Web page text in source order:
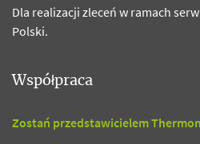
Dla realizacji zleceń w ramach
Polski.
Współpraca
Zostań przedstawicielem